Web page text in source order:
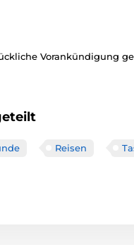
Vorankündigung
Reisen